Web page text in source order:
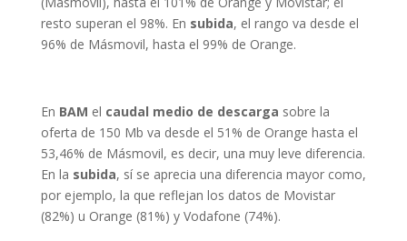
resto superan el 98%. En subida, el rango va desde el
96% de Másmovil, hasta el 99% de Orange.
En BAM el caudal medio de descarga sobre la
oferta de 150 Mb va desde el 51% de Orange hasta el
53,46% de Másmovil, es decir, una muy leve diferencia.
En la subida, sí se aprecia una diferencia mayor como,
por ejemplo, la que reflejan los datos de Movistar
(82%) u Orange (81%) y Vodafone (74%).